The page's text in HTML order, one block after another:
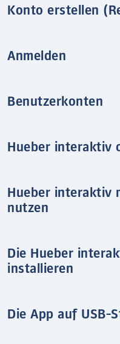
Konto erstellen
Anmelden
Benutzerkonten
Hueber interaktiv
Hueber interaktiv
nutzen
Die Hueber
installieren
Die App auf USB-